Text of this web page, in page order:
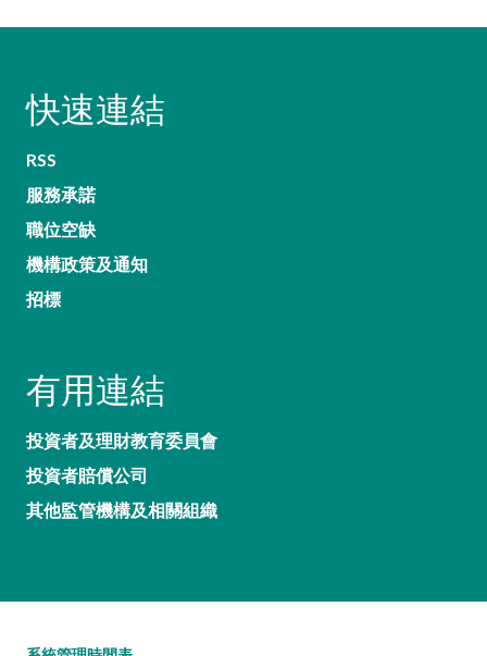
快速連結
RSS
服務承諾
職位空缺
機構政策及通知
招標
有用連結
投資者及理財教育委員會
投資者賠償公司
其他監管機構及相關組織